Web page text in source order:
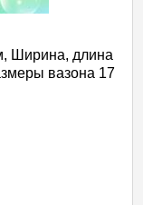
Ширина, длина
вазона 17